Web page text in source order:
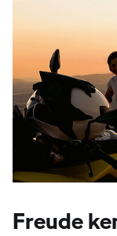
Freude